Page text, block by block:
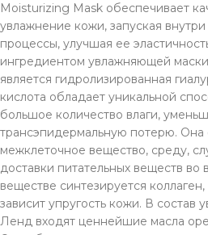
Moisturizing Mask обеспечивает
увлажнение кожи, запуская
процессы, улучшая ее
ингредиентом увлажняющей
является гидролизированная
кислота обладает уникальной
большое количество влаги,
трансэпидермальную потерю.
межклеточное вещество, среду,
доставки питательных веществ
веществе синтезируется
зависит упругость кожи. В
Ленд входят ценнейшие масла